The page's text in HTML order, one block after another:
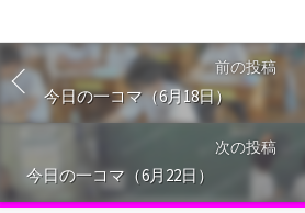
前の投稿
今日の一コマ（6月18日）
次の投稿
今日の一コマ（6月22日）